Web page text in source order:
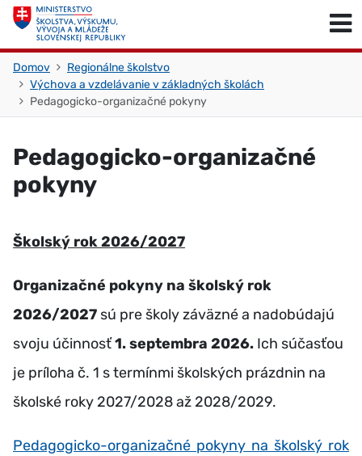
Skočiť na obsah
Domov
Regionálne školstvo
Výchova a vzdelávanie v základných školách
Pedagogicko-organizačné pokyny
Pedagogicko-organizačné
pokyny
Školský rok 2026/2027
Organizačné pokyny na školský rok
2026/2027 sú pre školy záväzné a nadobúdajú
svoju účinnosť1. septembra 2026. Ich súčasťou
je príloha č. 1 s termínmi školských prázdnin na
školské roky 2027/2028 až 2028/2029.
Pedagogicko-organizačné pokyny na školský rok
Skočiť na začiatok stránky